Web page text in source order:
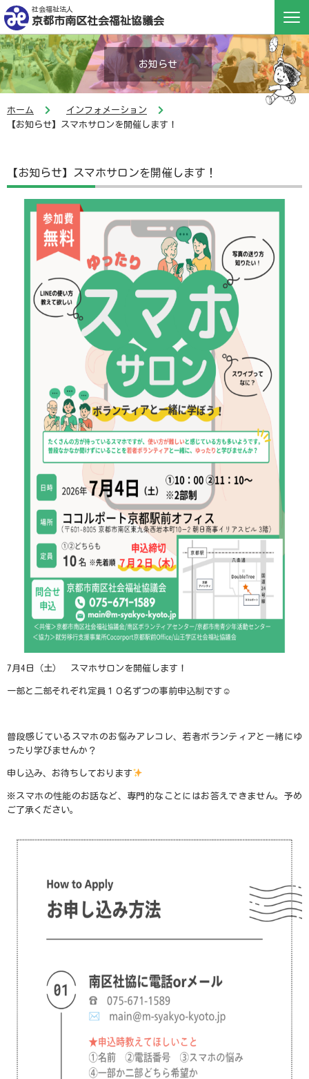
社会福祉法人
京都市南区社会福祉協議会
お知らせ
ホーム
インフォメーション
【お知らせ】スマホサロンを開催します！
【お知らせ】スマホサロンを開催します！
7月4 日（土） スマホサロンを開催します！
一部と二部それぞれ定員１０名ずつの事前申込制です☺
普段感じているスマホのお悩みアレコレ、若者ボランティアと一緒にゆ
ったり学びませんか？
申し込み、お待ちしております
※スマホの性能のお話など、専門的なことにはお答えできません。予め
ご了承ください。